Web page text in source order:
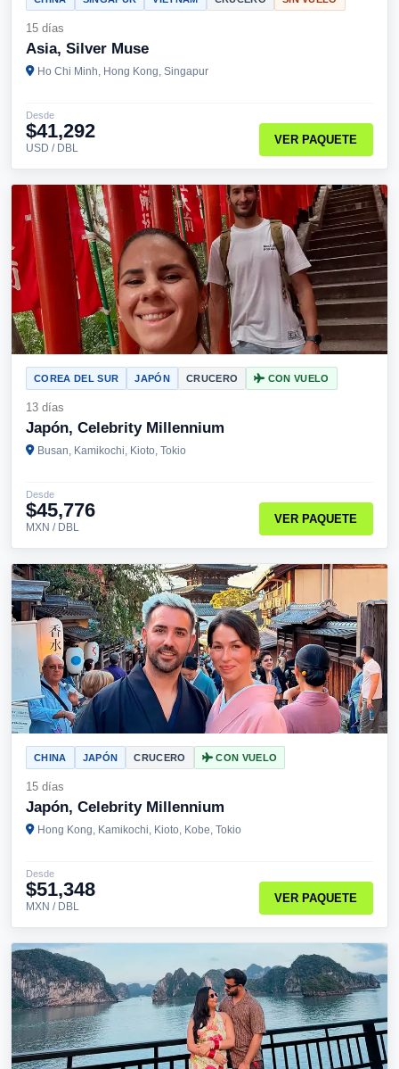
15 días
Asia, Silver Muse
Ho Chi Minh, Hong Kong, Singapur
Desde
$41,292
USD / DBL
VER PAQUETE
COREA DEL SUR JAPÓN CRUCERO CON VUELO
13 días
Japón, Celebrity Millennium
Busan, Kamikochi, Kioto, Tokio
Desde
$45,776
MXN / DBL
VER PAQUETE
CHINA JAPÓN CRUCERO CON VUELO
15 días
Japón, Celebrity Millennium
Hong Kong, Kamikochi, Kioto, Kobe, Tokio
Desde
$51,348
MXN / DBL
VER PAQUETE